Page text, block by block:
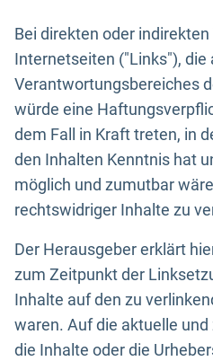
Bei direkten oder
Internetseiten ("Links"), die
Verantwortungsbereiches
würde eine
dem Fall in Kraft treten, in
den Inhalten Kenntnis hat
möglich und zumutbar
rechtswidriger Inhalte zu
Der Herausgeber erklärt
zum Zeitpunkt der
Inhalte auf den zu
waren. Auf die aktuelle
die Inhalte oder die